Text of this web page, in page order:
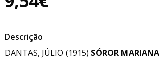
Descrição
DANTAS, JÚLIO (1915) SÓROR